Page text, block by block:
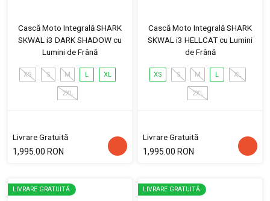
Cască Moto Integrală SHARK
SKWAL i3 DARK SHADOW cu
Lumini de Frână
XS S M L XL
2XL
Livrare Gratuită
1,995.00 RON
Cască Moto Integrală SHARK
SKWAL i3 HELLCAT cu Lumini
de Frână
XS S M L XL
2XL
Livrare Gratuită
1,995.00 RON
LIVRARE GRATUITĂ LIVRARE GRATUITĂ